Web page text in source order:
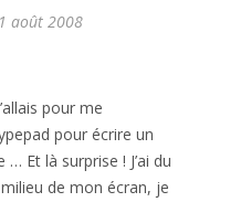
août 2008
pour me
pour écrire un
Et là surprise ! J’ai du
de mon écran, je